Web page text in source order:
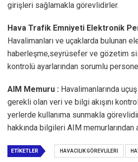
girişleri sağlamakla görevlidirler.
Hava Trafik Emniyeti Elektronik
Havalimanları ve uçaklarda bulunan
haberleşme,seyrüsefer ve gözetim
kontrolü ayarlarından sorumlu
AIM Memuru : Havalimanlarında
gerekli olan veri ve bilgi akışını
yerlerde kullanıma sunmakla
hakkında bilgileri AIM memurlarından
ETIKETLER HAVACILIK GÖREVLILERI